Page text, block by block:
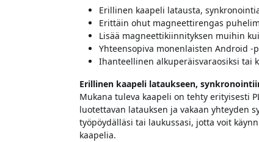
Erillinen kaapeli latausta,
Erittäin ohut magneettirengas
Lisää magneettikiinnityksen muihin
Yhteensopiva monenlaisten Android -
Ihanteellinen alkuperäisvaraosiksi tai
Erillinen kaapeli lataukseen,
Mukana tuleva kaapeli on tehty erityisesti
luotettavan latauksen ja vakaan yhteyden
työpöydälläsi tai laukussasi, jotta voit
kaapelia.